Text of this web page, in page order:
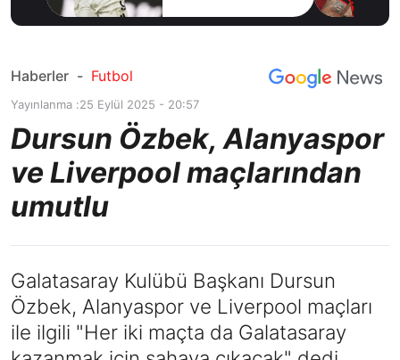
Haberler - Futbol
Yayınlanma :25 Eylül 2025 - 20:57
Dursun Özbek, Alanyaspor
ve Liverpool maçlarından
umutlu
Galatasaray Kulübü Başkanı Dursun
Özbek, Alanyaspor ve Liverpool maçları
ile ilgili "Her iki maçta da Galatasaray